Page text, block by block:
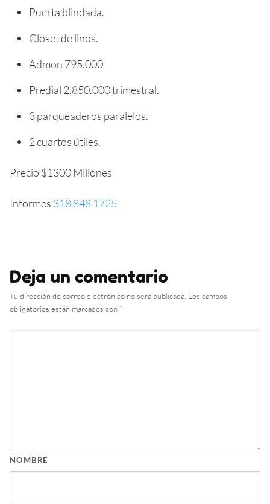
Puerta blindada.
Closet de linos.
Admon 795.000
Predial 2.850.000 trimestral.
3 parqueaderos paralelos.
2 cuartos útiles.
Precio $1300 Millones
Informes 318 848 1725
Deja un comentario
Tu dirección de correo electrónico no será publicada. Los campos
obligatorios están marcados con *
NOMBRE